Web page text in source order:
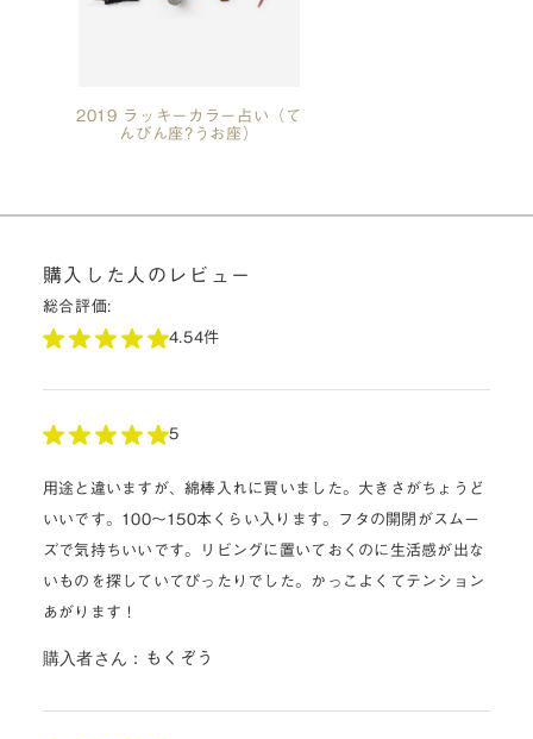
購入した人のレビュー
総合評価:
4.54件
5
用途と違いますが、綿棒入れに買いました。大きさがちょうど
いいです。100〜150本くらい入ります。フタの開閉がスムー
ズで気持ちいいです。リビングに置いておくのに生活感が出な
いものを探していてぴったりでした。かっこよくてテンション
あがります！
購入者さん： もくぞう